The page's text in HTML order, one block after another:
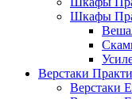
Шкафы
Верстаки
Верстаки